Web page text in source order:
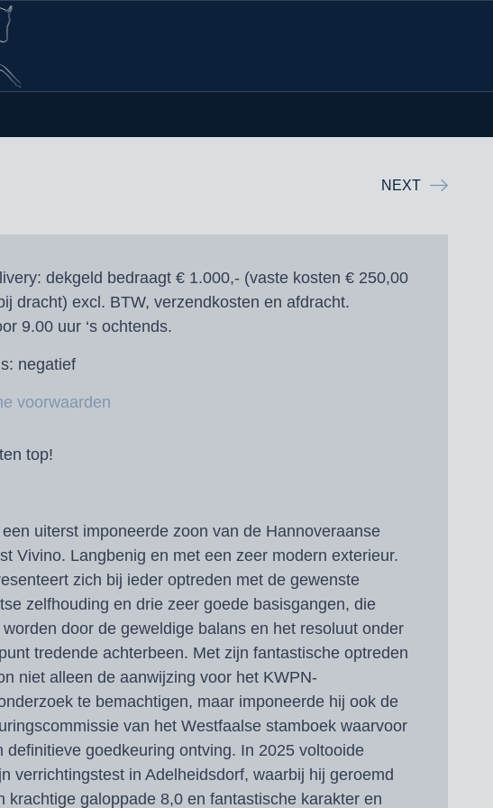
NEXT
dekgeld bedraagt € 1.000,- (vaste kosten € 250,00
dracht) excl. BTW, verzendkosten en afdracht.
9.00 uur ‘s ochtends.
negatief
voorwaarden
top!
uiterst imponeerde zoon van de Hannoveraanse
Vivino. Langbenig en met een zeer modern exterieur.
zich bij ieder optreden met de gewenste
zelfhouding en drie zeer goede basisgangen, die
door de geweldige balans en het resoluut onder
tredende achterbeen. Met zijn fantastische optreden
niet alleen de aanwijzing voor het KWPN-
te bemachtigen, maar imponeerde hij ook de
van het Westfaalse stamboek waarvoor
definitieve goedkeuring ontving. In 2025 voltooide
verrichtingstest in Adelheidsdorf, waarbij hij geroemd
krachtige galoppade 8,0 en fantastische karakter en